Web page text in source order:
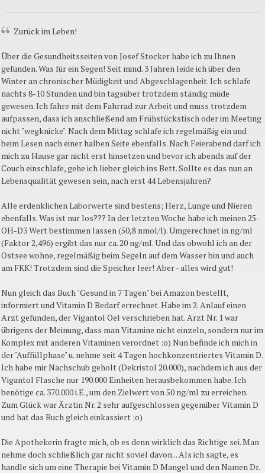
Zurück im Leben!
Über die Gesundheitsseiten von Josef Stocker habe ich zu Ihnen
gefunden. Was für ein Segen! Seit mind. 3 Jahren leide ich über den
Winter an chronischer Müdigkeit und Abgeschlagenheit. Ich schlafe
nachts 8-10 Stunden und bin tagsüber trotzdem ständig müde
gewesen. Ich fahre mit dem Fahrrad zur Arbeit und muss trotzdem
aufpassen, dass ich anschließend am Frühstückstisch oder im Meeting
nicht "wegknicke". Nach dem Mittag schlafe ich regelmäßig ein und
beim Lesen nach einer halben Seite ebenfalls. Nach Feierabend darf ich
mich zu Hause gar nicht erst hinsetzen und bevor ich abends auf der
Couch einschlafe, gehe ich lieber gleich ins Bett. Sollte es das nun an
Lebensqualität gewesen sein, nach erst 44 Lebensjahren?
Alle erdenklichen Laborwerte sind bestens; Herz, Lunge und Nieren
ebenfalls. Was ist nur los??? In der letzten Woche habe ich meinen 25-
OH-D3 Wert bestimmen lassen (50,8 nmol/l). Umgerechnet in ng/ml
(Faktor 2,496) ergibt das nur ca. 20 ng/ml. Und das obwohl ich an der
Ostsee wohne, regelmäßig beim Segeln auf dem Wasser bin und auch
am FKK! Trotzdem sind die Speicher leer! Aber - alles wird gut!
Nun gleich das Buch "Gesund in 7 Tagen" bei Amazon bestellt,
informiert und Vitamin D Bedarf errechnet. Habe im 2. Anlauf einen
Arzt gefunden, der Vigantol Oel verschrieben hat. Arzt Nr. 1 war
übrigens der Meinung, dass man Vitamine nicht einzeln, sondern nur im
Komplex mit anderen Vitaminen verordnet :o) Nun befinde ich mich in
der "Auffüllphase" u. nehme seit 4 Tagen hochkonzentriertes Vitamin D.
Ich habe mir Nachschub geholt (Dekristol 20.000), nachdem ich aus der
Vigantol Flasche nur 190.000 Einheiten herausbekommen habe. Ich
benötige ca. 370.000 i.E., um den Zielwert von 50 ng/ml zu erreichen.
Zum Glück war Ärztin Nr. 2 sehr aufgeschlossen gegenüber Vitamin D
und hat das Buch gleich einkassiert ;o)
Die Apothekerin fragte mich, ob es denn wirklich das Richtige sei. Man
nehme doch schließlich gar nicht soviel davon... Als ich sagte, es
handle sich um eine Therapie bei Vitamin D Mangel und den Namen Dr.